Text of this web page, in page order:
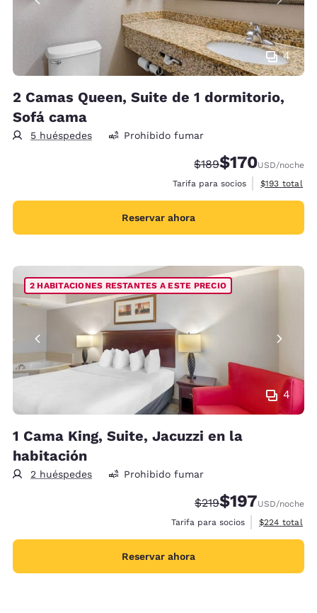
4
2 Camas Queen, Suite de 1 dormitorio,
Sofá cama
5 huéspedes Prohibido fumar
Precio tachado:
$189Precio con
$170USD/noche
Tarifa para socios
Ver detalles
$193 total
Reservar ahora
4
2 HABITACIONES RESTANTES A ESTE PRECIO
1 Cama King, Suite, Jacuzzi en la
habitación
2 huéspedes Prohibido fumar
Precio tachado:
$219Precio con
$197USD/noche
Tarifa para socios
Ver detalles
$224 total
Reservar ahora